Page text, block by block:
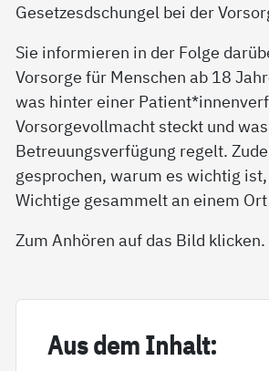
Gesetzesdschungel bei der
Sie informieren in der Folge
Vorsorge für Menschen ab 18
was hinter einer
Vorsorgevollmacht steckt und
Betreuungsverfügung regelt.
gesprochen, warum es wichtig
Wichtige gesammelt an einem Ort
Zum Anhören auf das Bild klicken.
Aus dem In­halt: